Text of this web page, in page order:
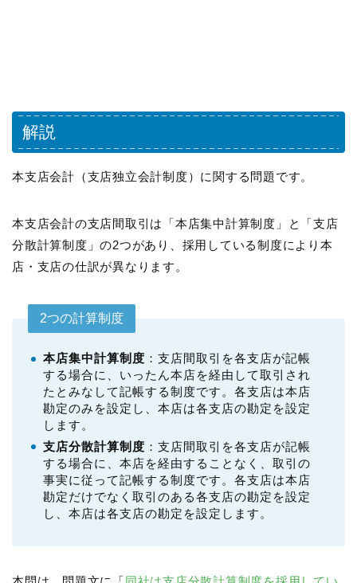
解説
本支店会計（支店独立会計制度）に関する問題です。
本支店会計の支店間取引は「本店集中計算制度」と「支店
分散計算制度」の2つがあり、採用している制度により本
店・支店の仕訳が異なります。
2つの計算制度
本店集中計算制度 ：支店間取引を各支店が記帳
する場合に、いったん本店を経由して取引され
たとみなして記帳する制度です。各支店は本店
勘定のみを設定し、本店は各支店の勘定を設定
します。
支店分散計算制度 ：支店間取引を各支店が記帳
する場合に、本店を経由することなく、取引の
事実に従って記帳する制度です。各支店は本店
勘定だけでなく取引のある各支店の勘定を設定
し、本店は各支店の勘定を設定します。